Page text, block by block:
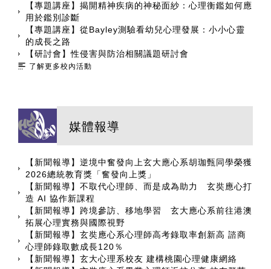
【專題講座】揭開精神疾病的神秘面紗：心理衡鑑如何應
用於鑑別診斷
【專題講座】從Bayley測驗看幼兒心理發展：小小心靈
的成長之路
【研討會】性侵害與防治相關議題研討會
了解更多校內活動
媒體報導
【新聞報導】逆境中奮發向上玄大應心系胡珈甄同學榮獲
2026總統教育獎「奮發向上獎」
【新聞報導】不取代心理師、而是成為助力 玄奘應心打
造 AI 協作新課程
【新聞報導】跨境參訪、移地學習 玄大應心系前往港澳
拓展心理實務與國際視野
【新聞報導】玄奘應心系心理師高考錄取率創新高 諮商
心理師錄取數成長120％
【新聞報導】玄大心理系校友 建構桃園心理健康網絡